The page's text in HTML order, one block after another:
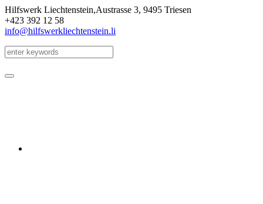
Hilfswerk Liechtenstein,Austrasse 3, 9495 Triesen
+423 392 12 58
info@hilfswerkliechtenstein.li